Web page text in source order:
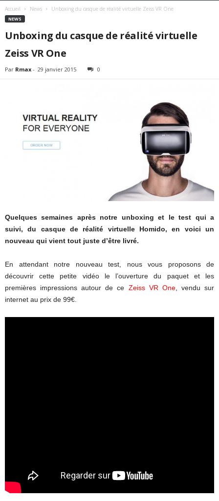
Accueil News Unboxing du casque de réalité virtuelle Zeiss VR One
NEWS
Unboxing du casque de réalité virtuelle
Zeiss VR One
Par Rmax - 29 janvier 2015 0
Quelques semaines après notre unboxing et le test qui a
suivi, du casque de réalité virtuelle Homido, en voici un
nouveau qui vient tout juste d’être livré.
En attendant notre nouveau test, nous vous proposons de
découvrir cette petite vidéo le l’ouverture du paquet et les
premières impressions autour de ce Zeiss VR One, vendu sur
internet au prix de 99€.